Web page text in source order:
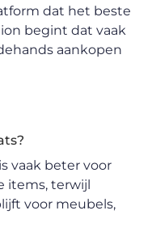
dat het beste
begint dat vaak
aankopen
vaak beter voor
items, terwijl
voor meubels,